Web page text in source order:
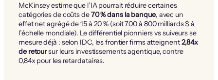
McKinsey estime que l’IA pourrait réduire certaines
catégories de coûts de70 % dans la banque, avec un
effet net agrégé de 15 à 20 % (soit 700 à 800 milliards $ à
l’échelle mondiale). Le différentiel pionniers vs suiveurs se
mesure déjà : selon IDC, les frontier firms atteignent2,84x
de retoursur leurs investissements agentique, contre
0,84x pour les retardataires.